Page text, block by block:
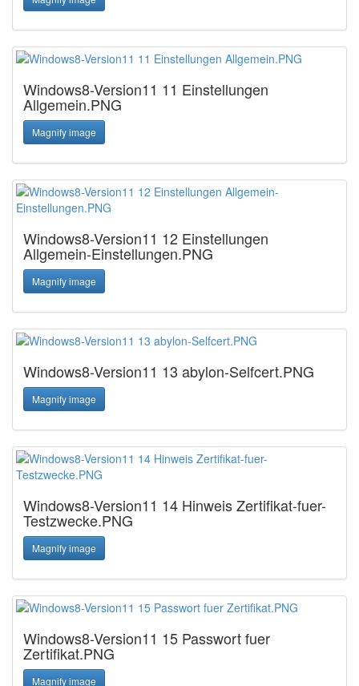
Windows8-Version11 11 Einstellungen
Allgemein.PNG
Magnify image
Windows8-Version11 12 Einstellungen
Allgemein-Einstellungen.PNG
Magnify image
Windows8-Version11 13 abylon-Selfcert.PNG
Magnify image
Windows8-Version11 14 Hinweis Zertifikat-fuer-
Testzwecke.PNG
Magnify image
Windows8-Version11 15 Passwort fuer
Zertifikat.PNG
Magnify image